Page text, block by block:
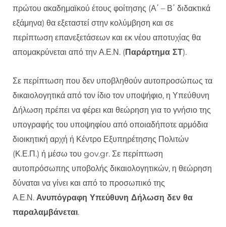
πρώτου ακαδημαϊκού έτους φοίτησης (Α΄ – Β΄ διδακτικά
εξάμηνα) θα εξεταστεί στην κολύμβηση και σε
περίπτωση επανεξετάσεων και εκ νέου αποτυχίας θα
απομακρύνεται από την Α.Ε.Ν. (Παράρτημα ΣΤ).
Σε περίπτωση που δεν υποβληθούν αυτοπροσώπως τα
δικαιολογητικά από τον ίδιο τον υποψήφιο, η Υπεύθυνη
Δήλωση πρέπει να φέρει και θεώρηση για το γνήσιο της
υπογραφής του υποψηφίου από οποιαδήποτε αρμόδια
διοικητική αρχή ή Κέντρο Εξυπηρέτησης Πολιτών
(Κ.Ε.Π.) ή μέσω του gov.gr. Σε περίπτωση
αυτοπρόσωπης υποβολής δικαιολογητικών, η θεώρηση
δύναται να γίνει και από το προσωπικό της
Α.Ε.Ν. Ανυπόγραφη Υπεύθυνη Δήλωση δεν θα
παραλαμβάνεται.